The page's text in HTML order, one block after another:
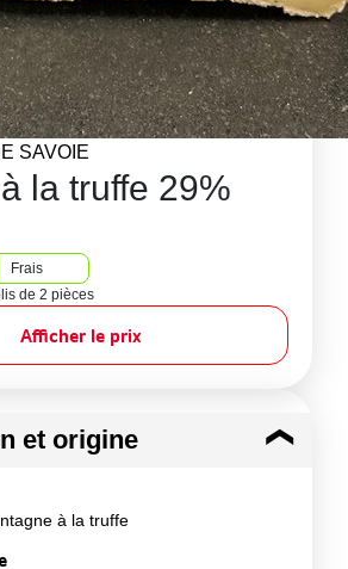
SAVOIE
la truffe 29%
Frais
de 2 pièces
Afficher le prix
et origine
à la truffe